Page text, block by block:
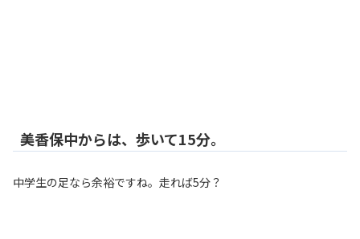
美香保中からは、歩いて15分。
中学生の足なら余裕ですね。走れば5分？